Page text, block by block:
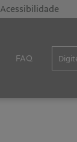
Acessibilidade
FAQ